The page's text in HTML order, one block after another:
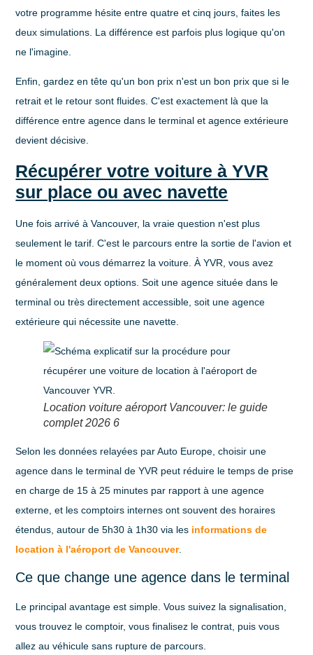
votre programme hésite entre quatre et cinq jours, faites les
deux simulations. La différence est parfois plus logique qu'on
ne l'imagine.
Enfin, gardez en tête qu'un bon prix n'est un bon prix que si le
retrait et le retour sont fluides. C'est exactement là que la
différence entre agence dans le terminal et agence extérieure
devient décisive.
Récupérer votre voiture à YVR
sur place ou avec navette
Une fois arrivé à Vancouver, la vraie question n'est plus
seulement le tarif. C'est le parcours entre la sortie de l'avion et
le moment où vous démarrez la voiture. À YVR, vous avez
généralement deux options. Soit une agence située dans le
terminal ou très directement accessible, soit une agence
extérieure qui nécessite une navette.
Location voiture aéroport Vancouver: le guide
complet 2026 6
Selon les données relayées par Auto Europe,choisir une
agence dans le terminal de YVR peut réduire le temps de prise
en charge de 15 à 25 minutes par rapport à une agence
externe, et les comptoirs internes ont souvent des horaires
étendus, autour de 5h30 à 1h30 via les informations de
location à l'aéroport de Vancouver.
Ce que change une agence dans le terminal
Le principal avantage est simple. Vous suivez la signalisation,
vous trouvez le comptoir, vous finalisez le contrat, puis vous
allez au véhicule sans rupture de parcours.